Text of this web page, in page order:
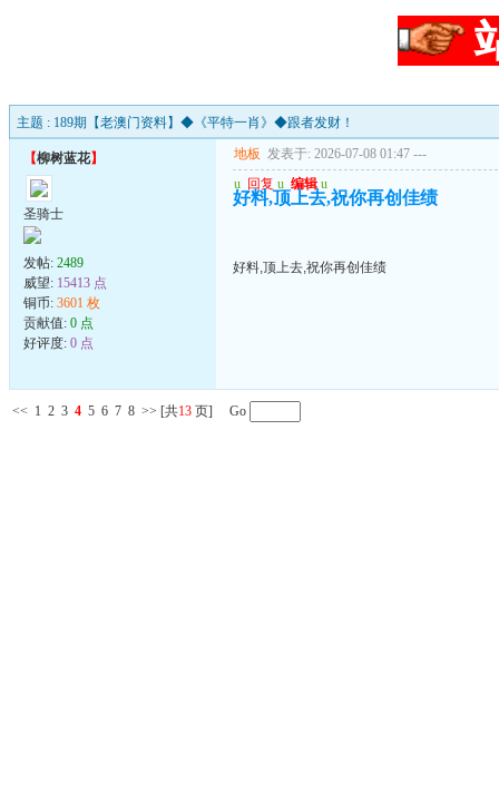
主题 : 189期【老澳门资料】◆《平特一肖》◆跟者发财！
【柳树蓝花】
圣骑士
发帖: 2489
威望: 15413 点
铜币: 3601 枚
贡献值: 0 点
好评度: 0 点
地板 发表于: 2026-07-08 01:47 ---
u 回复 u 编辑 u
好料,顶上去,祝你再创佳绩
好料,顶上去,祝你再创佳绩
<< 1 2 3 4 5 6 7 8 >> [共13 页] Go